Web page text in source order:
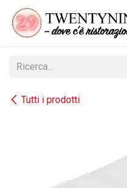
Passa al contenuto
Tutti i prodotti